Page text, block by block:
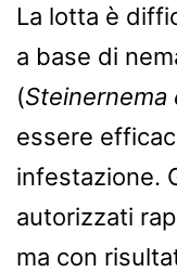
La lotta è
a base di
(Steinernema
essere
infestazione.
autorizzati
ma con